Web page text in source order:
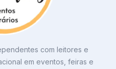
com leitores e
em eventos, feiras e